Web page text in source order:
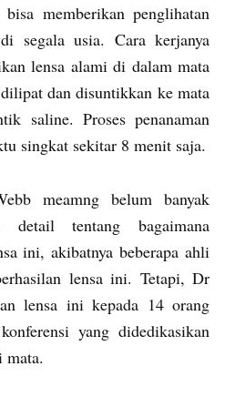
memberikan penglihatan
segala usia. Cara kerjanya
lensa alami di dalam mata
dan disuntikkan ke mata
saline. Proses penanaman
singkat sekitar 8 menit saja.
meamng belum banyak
detail tentang bagaimana
ini, akibatnya beberapa ahli
lensa ini. Tetapi, Dr
lensa ini kepada 14 orang
yang didedikasikan
mata.